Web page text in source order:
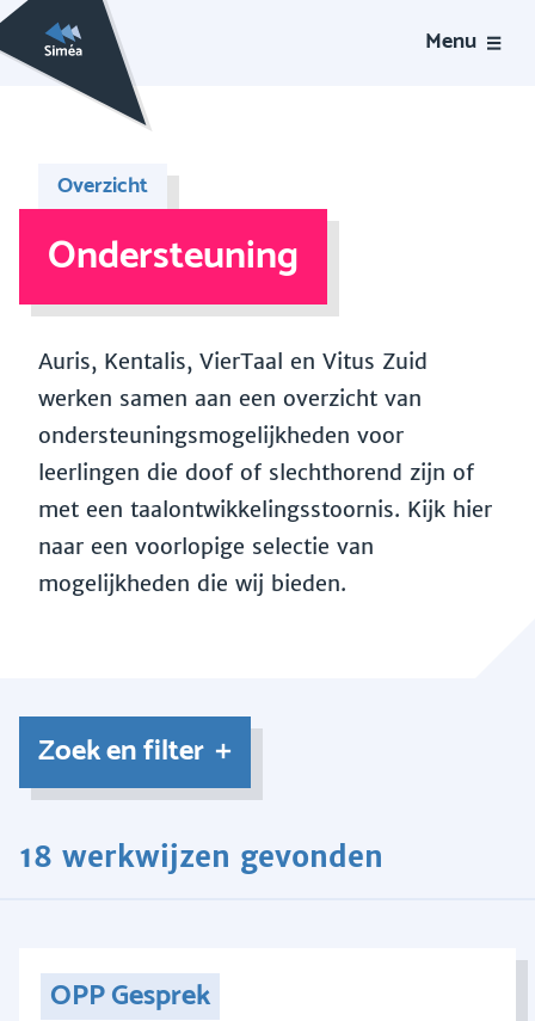
Menu
Overzicht
Ondersteuning
Auris, Kentalis, VierTaal en Vitus Zuid
werken samen aan een overzicht van
ondersteuningsmogelijkheden voor
leerlingen die doof of slechthorend zijn of
met een taalontwikkelingsstoornis. Kijk hier
naar een voorlopige selectie van
mogelijkheden die wij bieden.
Zoek en filter
18 werkwijzen gevonden
OPP Gesprek